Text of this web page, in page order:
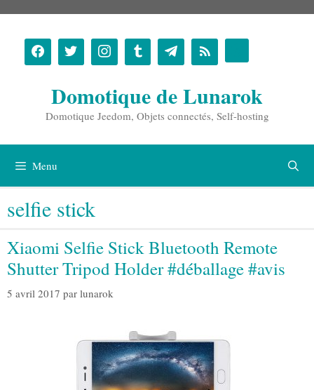
contenu
Domotique de Lunarok
Domotique Jeedom, Objets connectés, Self-hosting
Menu
selfie stick
Xiaomi Selfie Stick Bluetooth Remote
Shutter Tripod Holder #déballage #avis
5 avril 2017 par lunarok